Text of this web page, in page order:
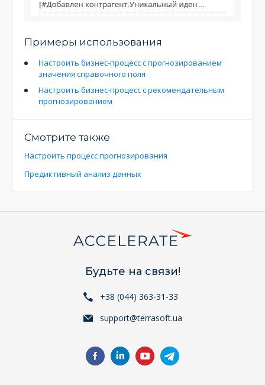
Примеры использования
Настроить бизнес-процесс с прогнозированием
значения справочного поля
Настроить бизнес-процесс с рекомендательным
прогнозированием
Смотрите также
Настроить процесс прогнозирования
Предиктивный анализ данных
Будьте на связи!
+38 (044) 363-31-33
support@terrasoft.ua